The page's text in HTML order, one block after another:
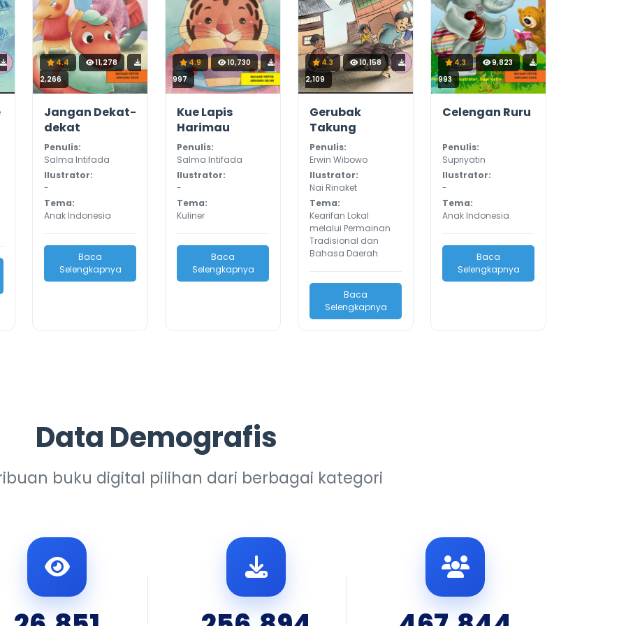
4.4
11,278
2,266
Jangan Dekat-
dekat
Penulis:
Salma Intifada
Ilustrator:
-
Tema:
Anak Indonesia
Baca
Selengkapnya
4.9
10,730
997
Kue Lapis
Harimau
Penulis:
Salma Intifada
Ilustrator:
-
Tema:
Kuliner
Baca
Selengkapnya
4.3
10,158
2,109
Gerubak
Takung
Penulis:
Erwin Wibowo
Ilustrator:
Nai Rinaket
Tema:
Kearifan Lokal
melalui Permainan
Tradisional dan
Bahasa Daerah
Baca
Selengkapnya
4.3
9,823
993
Celengan Ruru
Penulis:
Supriyatin
Ilustrator:
-
Tema:
Anak Indonesia
Baca
Selengkapnya
Data Demografis
buku digital pilihan dari berbagai kategori